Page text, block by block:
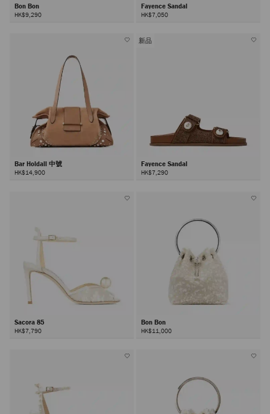
Bon Bon
HK$9,290
Fayence Sandal
HK$7,050
Bar Holdall 中號
HK$14,900
新品
Fayence Sandal
HK$7,290
Sacora 85
HK$7,790
Bon Bon
HK$11,000